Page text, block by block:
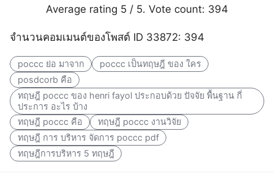
Average rating 5 / 5. Vote count: 394
จำนวนคอมเมนต์ของโพสต์ ID 33872: 394
poccc ย่อ มาจาก
poccc เป็นทฤษฎี ของ ใคร
posdcorb คือ
ทฤษฎี poccc ของ henri fayol ประกอบด้วย ปัจจัย พื้นฐาน กี่
ประการ อะไร บ้าง
ทฤษฎี poccc คือ
ทฤษฎี poccc งานวิจัย
ทฤษฎี การ บริหาร จัดการ poccc pdf
ทฤษฎีการบริหาร 5 ทฤษฎี